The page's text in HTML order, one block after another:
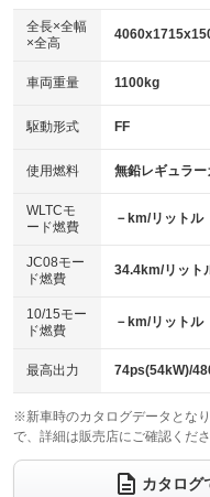
：装備なし
パワーウィンドウ
アイドリングストップ
：装備あり
USB入力端子
：装備なし
100V電源
：装備なし
センターデフロック
：装備なし
電動格納ミラー
：装備あり
アルミホイール：16インチ
：装備あり
HID(キセノンライト)
バックカメラ
エアロ
：装備なし
ローダウン
：装備なし
ベンチシート
：装備なし
チップアップシート
：装備なし
電動格納サードシート
：装備なし
ウォークスルー
電動リアゲート
全長×全幅
×全高
車両重量 1100kg
駆動形式 FF
使用燃料 無鉛レギュラー
WLTCモ
ード燃費
－km/リットル
JC08モー
ド燃費
34.4km/リット
10/15モー
ド燃費
－km/リットル
最高出力 74ps(54kW)/
※新車時のカタログデータとな
で、詳細は販売店にご確認くださ
カタログ